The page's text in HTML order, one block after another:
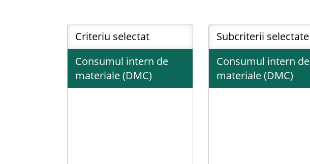
Criteriu selectat
Consumul intern de
materiale (DMC)
Subcriterii selectate
Consumul intern de
materiale (DMC)